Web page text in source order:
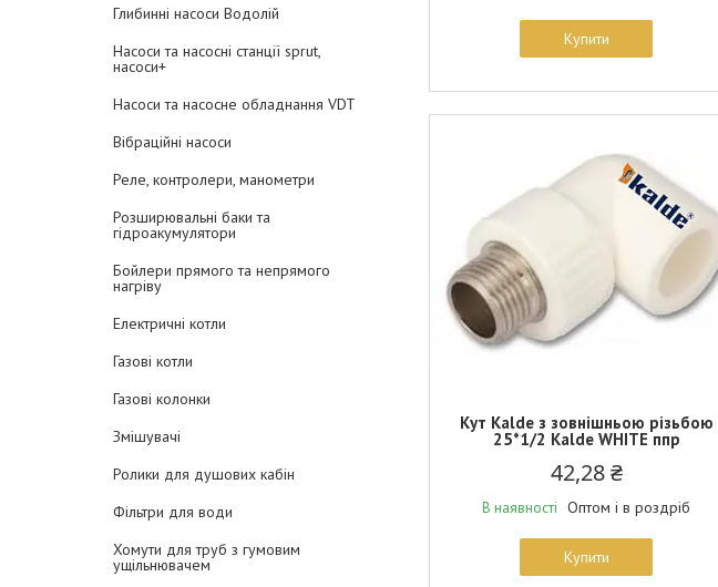
Глибинні насоси Водолій
Насоси та насосні станції sprut,
насоси+
Насоси та насосне обладнання VDT
Вібраційні насоси
Реле, контролери, манометри
Розширювальні баки та
гідроакумулятори
Бойлери прямого та непрямого
нагріву
Електричні котли
Газові котли
Газові колонки
Змішувачі
Ролики для душових кабін
Фільтри для води
Хомути для труб з гумовим
ущільнювачем
Купити
Кут Kalde з зовнішньою різьбою
25*1/2 Kalde WHITE ппр
42,28 ₴
В наявності Оптом і в роздріб
Купити